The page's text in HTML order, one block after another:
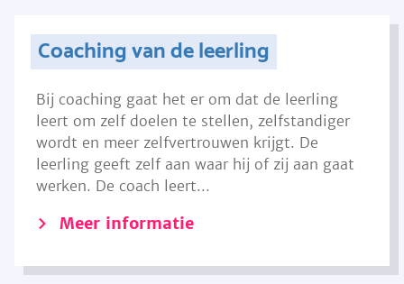
Coaching van de leerling
Bij coaching gaat het er om dat de leerling
leert om zelf doelen te stellen, zelfstandiger
wordt en meer zelfvertrouwen krijgt. De
leerling geeft zelf aan waar hij of zij aan gaat
werken. De coach leert...
Meer informatie